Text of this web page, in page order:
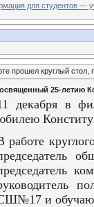
для студентов —
прошел круглый
25-летию
декабря в
работе
и